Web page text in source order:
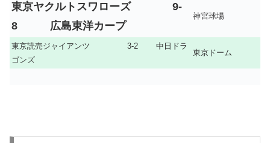
東京ヤクルトスワローズ 9-
8 広島東洋カープ
神宮球場
東京読売ジャイアンツ 3-2 中日ドラ
ゴンズ
東京ドーム